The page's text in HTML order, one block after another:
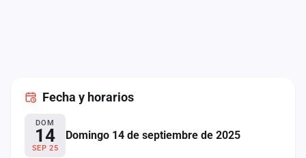
Fecha y horarios
DOM
14
SEP 25
Domingo 14 de septiembre de 2025
Administración
Contacto